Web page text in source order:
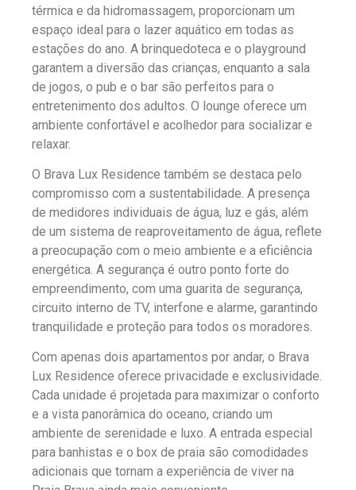
térmica e da hidromassagem, proporcionam um
espaço ideal para o lazer aquático em todas as
estações do ano. A brinquedoteca e o playground
garantem a diversão das crianças, enquanto a sala
de jogos, o pub e o bar são perfeitos para o
entretenimento dos adultos. O lounge oferece um
ambiente confortável e acolhedor para socializar e
relaxar.
O Brava Lux Residence também se destaca pelo
compromisso com a sustentabilidade. A presença
de medidores individuais de água, luz e gás, além
de um sistema de reaproveitamento de água, reflete
a preocupação com o meio ambiente e a eficiência
energética. A segurança é outro ponto forte do
empreendimento, com uma guarita de segurança,
circuito interno de TV, interfone e alarme, garantindo
tranquilidade e proteção para todos os moradores.
Com apenas dois apartamentos por andar, o Brava
Lux Residence oferece privacidade e exclusividade.
Cada unidade é projetada para maximizar o conforto
e a vista panorâmica do oceano, criando um
ambiente de serenidade e luxo. A entrada especial
para banhistas e o box de praia são comodidades
adicionais que tornam a experiência de viver na